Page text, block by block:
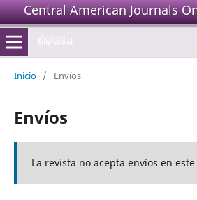
Central American Journals
Inicio / Envíos
Envíos
La revista no acepta envíos en